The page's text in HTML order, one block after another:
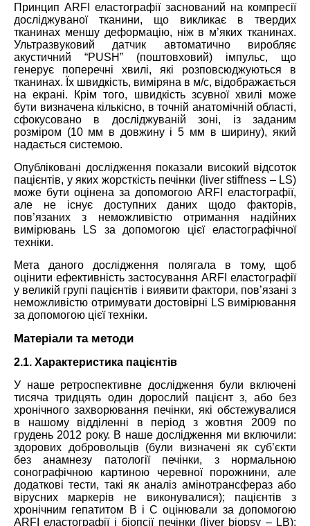
Принцип ARFI еластографії заснований на компресії
досліджуваної тканини, що викликає в твердих
тканинах меншу деформацію, ніж в м’яких тканинах.
Ультразвуковий датчик автоматично виробляє
акустичний “PUSH” (поштовховий) імпульс, що
генерує поперечні хвилі, які розповсюджуються в
тканинах. Їх швидкість, виміряна в м/с, відображається
на екрані. Крім того, швидкість зсувної хвилі може
бути визначена кількісно, в точній анатомічній області,
сфокусовано в досліджуваній зоні, із заданим
розміром (10 мм в довжину і 5 мм в ширину), який
надається системою.
Опубліковані дослідження показали високий відсоток
пацієнтів, у яких жорсткість печінки (liver stiffness – LS)
може бути оцінена за допомогою ARFI еластографії,
але не існує доступних даних щодо факторів,
пов’язаних з неможливістю отримання надійних
вимірювань LS за допомогою цієї еластографічної
техніки.
Мета даного дослідження полягала в тому, щоб
оцінити ефективність застосування ARFI еластографії
у великій групі пацієнтів і виявити фактори, пов’язані з
неможливістю отримувати достовірні LS вимірювання
за допомогою цієї техніки.
Матеріали та методи
2.1. Характеристика пацієнтів
У наше ретроспективне дослідження були включені
тисяча тридцять один дорослий пацієнт з, або без
хронічного захворювання печінки, які обстежувалися
в нашому відділенні в період з жовтня 2009 по
грудень 2012 року. В наше дослідження ми включили:
здорових добровольців (були визначені як суб’єкти
без анамнезу патології печінки, з нормальною
сонографічною картиною черевної порожнини, але
додаткові тести, такі як аналіз амінотрансфераз або
вірусних маркерів не виконувалися); пацієнтів з
хронічним гепатитом В і С оцінювали за допомогою
ARFI еластографії і біопсії печінки (liver biopsy – LB);